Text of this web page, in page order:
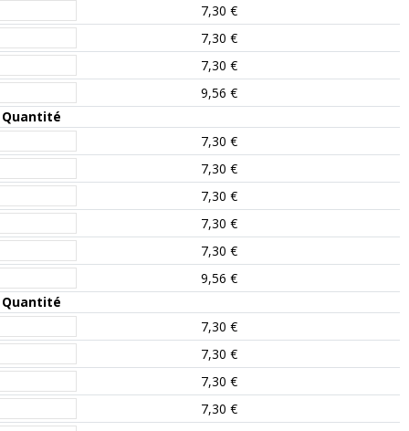
7,30 €
7,30 €
7,30 €
9,56 €
Quantité
7,30 €
7,30 €
7,30 €
7,30 €
7,30 €
9,56 €
Quantité
7,30 €
7,30 €
7,30 €
7,30 €